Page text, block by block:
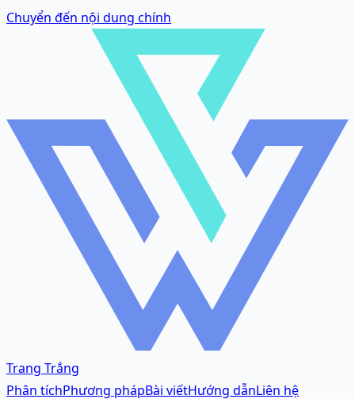
Chuyển đến nội dung chính
Trang Trắng
Phân tíchPhương phápBài viếtHướng dẫnLiên hệ